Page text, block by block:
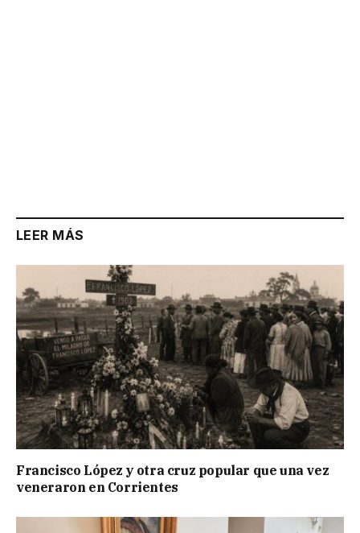
LEER MÁS
Francisco López y otra cruz popular que una vez
veneraron en Corrientes